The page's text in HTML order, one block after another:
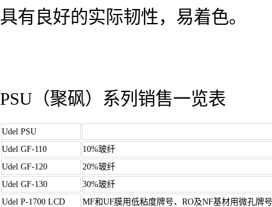
具有良好的实际韧性，易着色。
PSU（聚砜）系列销售一览表
Udel PSU
Udel GF-110
10%玻纤
Udel GF-120
20%玻纤
Udel GF-130
30%玻纤
Udel P-1700 LCD
MF和UF膜用低粘度牌号、RO及NF基材用微孔牌号